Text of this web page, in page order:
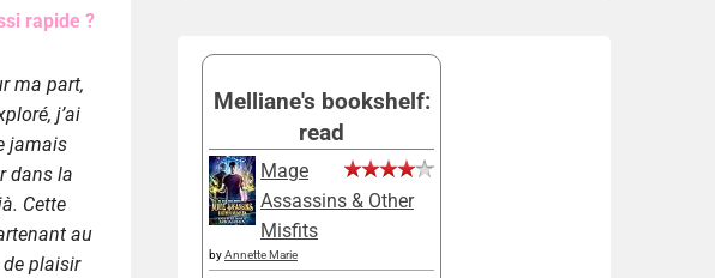
rapide ?
ma part,
j’ai
jamais
dans la
Cette
au
de plaisir
Melliane's bookshelf:
read
Mage
Assassins & Other
Misfits
byAnnette Marie